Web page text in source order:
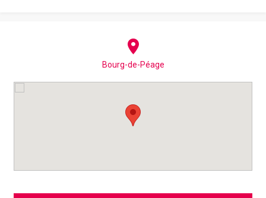
Bourg-de-Péage